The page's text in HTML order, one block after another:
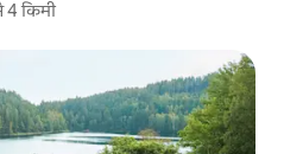
4 किमी